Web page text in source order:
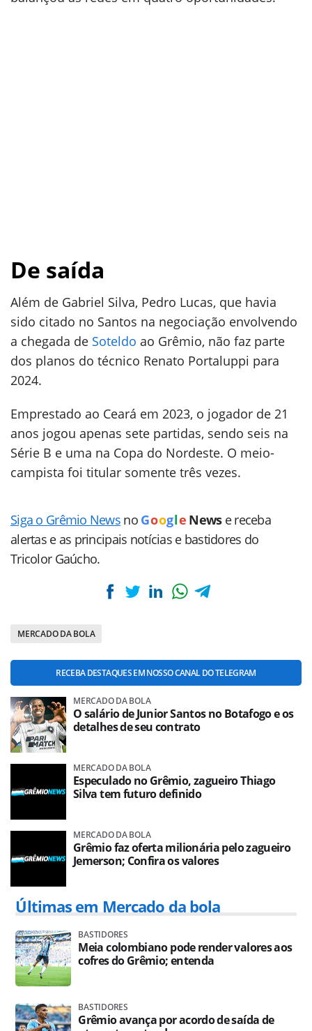
De saída
Além de Gabriel Silva, Pedro Lucas, que havia
sido citado no Santos na negociação envolvendo
a chegada de Soteldo ao Grêmio, não faz parte
dos planos do técnico Renato Portaluppi para
2024.
Emprestado ao Ceará em 2023, o jogador de 21
anos jogou apenas sete partidas, sendo seis na
Série B e uma na Copa do Nordeste. O meio-
campista foi titular somente três vezes.
Siga o Grêmio News no Goog le News e receba
alertas e as principais notícias e bastidores do
Tricolor Gaúcho.
MERCADO DA BOLA
RECEBA DESTAQUES EM NOSSO CANAL DO TELEGRAM
MERCADO DA BOLA
O salário de Junior Santos no Botafogo e os
detalhes de seu contrato
MERCADO DA BOLA
Especulado no Grêmio, zagueiro Thiago
Silva tem futuro definido
MERCADO DA BOLA
Grêmio faz oferta milionária pelo zagueiro
Jemerson; Confira os valores
Últimas em Mercado da bola
BASTIDORES
Meia colombiano pode render valores aos
cofres do Grêmio; entenda
BASTIDORES
Grêmio avança por acordo de saída de